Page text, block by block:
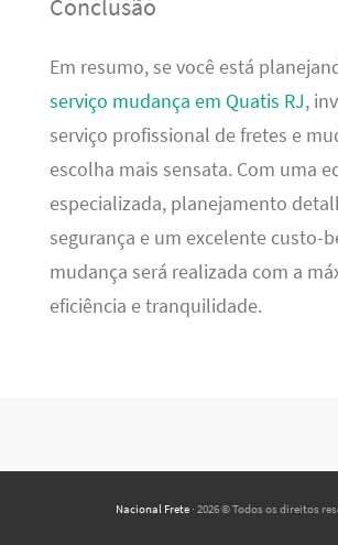
Conclusão
Em resumo, se você está
serviço mudança em Quatis RJ,
serviço profissional de fretes e
escolha mais sensata. Com uma
especializada, planejamento
segurança e um excelente custo-
mudança será realizada com a
eficiência e tranquilidade.
Nacional Frete · 2026 © Todos os direitos